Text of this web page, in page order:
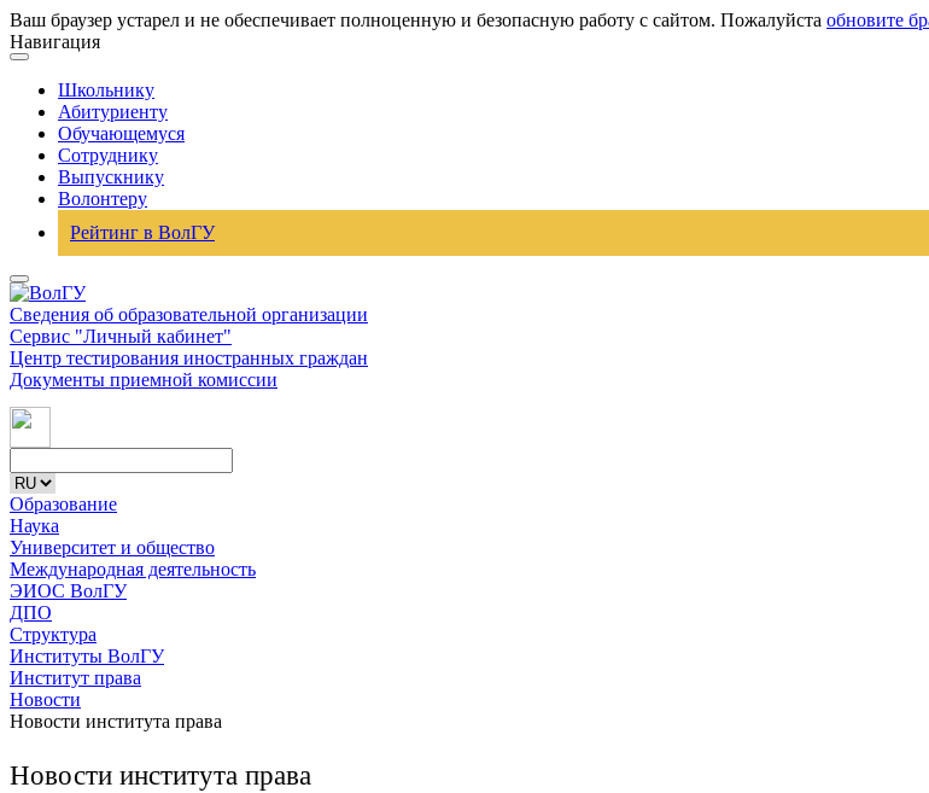
Ваш браузер устарел и не обеспечивает полноценную и безопасную работу с сайтом. Пожалуйста обновите
Навигация
Школьнику
Абитуриенту
Обучающемуся
Сотруднику
Выпускнику
Волонтеру
Рейтинг в ВолГУ
Сведения об образовательной организации
Сервис "Личный кабинет"
Центр тестирования иностранных граждан
Документы приемной комиссии
Образование
Наука
Университет и общество
Международная деятельность
ЭИОС ВолГУ
ДПО
Структура
Институты ВолГУ
Институт права
Новости
Новости института права
Новости института права